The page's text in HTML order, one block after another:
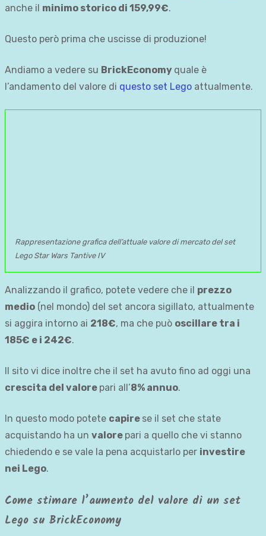
anche il minimo storico di 159,99€.
Questo però prima che uscisse di produzione!
Andiamo a vedere su BrickEconomy quale è
l’andamento del valore di questo set Lego attualmente.
Rappresentazione grafica dell’attuale valore di mercato del set
Lego Star Wars Tantive IV
Analizzando il grafico, potete vedere che il prezzo
medio (nel mondo) del set ancora sigillato, attualmente
si aggira intorno ai 218€, ma che può oscillare tra i
185€ e i 242€.
Il sito vi dice inoltre che il set ha avuto fino ad oggi una
crescita del valore pari all’8% annuo.
In questo modo potete capire se il set che state
acquistando ha un valore pari a quello che vi stanno
chiedendo e se vale la pena acquistarlo per investire
nei Lego.
Come stimare l’aumento del valore di un set
Lego su BrickEconomy